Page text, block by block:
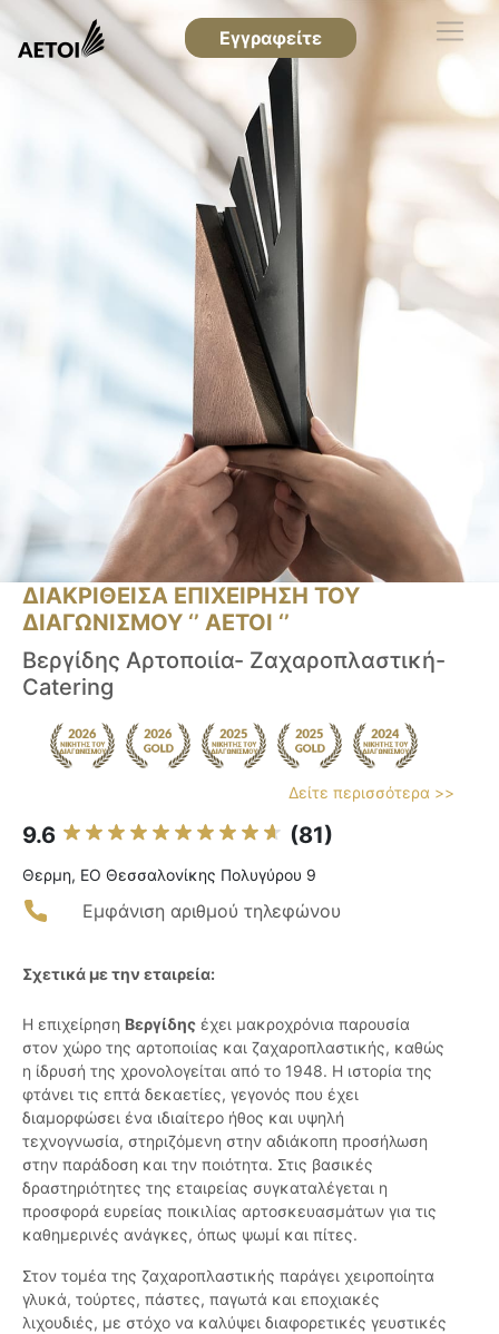
Εγγραφείτε
ΔΙΑΚΡΙΘΕΙΣΑ ΕΠΙΧΕΙΡΗΣΗ ΤΟΥ
ΔΙΑΓΩΝΙΣΜΟΥ ‘’ ΑΕΤΟΙ ‘’
Βεργίδης Αρτοποιία- Ζαχαροπλαστική-
Catering
Δείτε περισσότερα >>
9.6 (81)
Θερμη, ΕΟ Θεσσαλονίκης Πολυγύρου 9
Εμφάνιση αριθμού τηλεφώνου
Σχετικά με την εταιρεία:
Η επιχείρηση Βεργίδης έχει μακροχρόνια παρουσία
στον χώρο της αρτοποιίας και ζαχαροπλαστικής, καθώς
η ίδρυσή της χρονολογείται από το 1948. Η ιστορία της
φτάνει τις επτά δεκαετίες, γεγονός που έχει
διαμορφώσει ένα ιδιαίτερο ήθος και υψηλή
τεχνογνωσία, στηριζόμενη στην αδιάκοπη προσήλωση
στην παράδοση και την ποιότητα. Στις βασικές
δραστηριότητες της εταιρείας συγκαταλέγεται η
προσφορά ευρείας ποικιλίας αρτοσκευασμάτων για τις
καθημερινές ανάγκες, όπως ψωμί και πίτες.
Στον τομέα της ζαχαροπλαστικής παράγει χειροποίητα
γλυκά, τούρτες, πάστες, παγωτά και εποχιακές
λιχουδιές, με στόχο να καλύψει διαφορετικές γευστικές